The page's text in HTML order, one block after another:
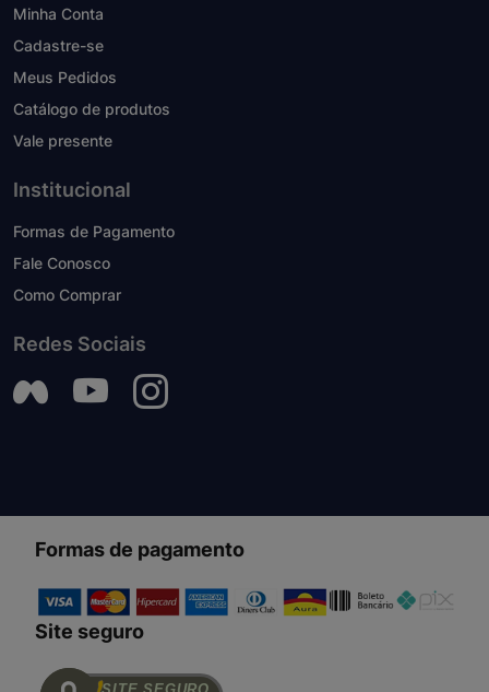
Minha Conta
Cadastre-se
Meus Pedidos
Catálogo de produtos
Vale presente
Institucional
Formas de Pagamento
Fale Conosco
Como Comprar
Redes Sociais
Formas de pagamento
Site seguro